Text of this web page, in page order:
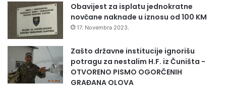
Obavijest za isplatu jednokratne
novčane naknade u iznosu od 100 KM
17. Novembra 2023.
Zašto državne institucije ignorišu
potragu za nestalim H.F. iz Čuništa -
OTVORENO PISMO OGORČENIH
GRAĐANA OLOVA